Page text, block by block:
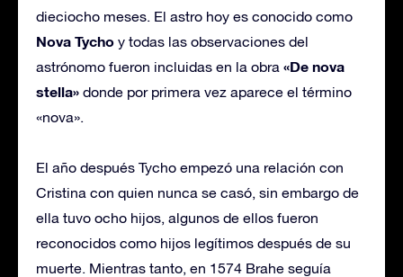
dieciocho meses. El astro hoy es conocido como
Nova Tycho y todas las observaciones del
astrónomo fueron incluidas en la obra «De nova
stella» donde por primera vez aparece el término
«nova».
El año después Tycho empezó una relación con
Cristina con quien nunca se casó, sin embargo de
ella tuvo ocho hijos, algunos de ellos fueron
reconocidos como hijos legítimos después de su
muerte. Mientras tanto, en 1574 Brahe seguía